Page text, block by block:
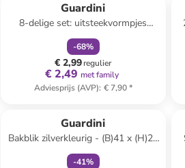
Guardini
8-delige set: uitsteekvormpjes
"Cookie" zilverkleurig
-68%
€ 2,99regulier
€ 2,49 met family
Adviesprijs (AVP): € 7,90*
Guardini
Bakblik zilverkleurig - (B)41 x (H)28
x (D)2,5 cm
-41%